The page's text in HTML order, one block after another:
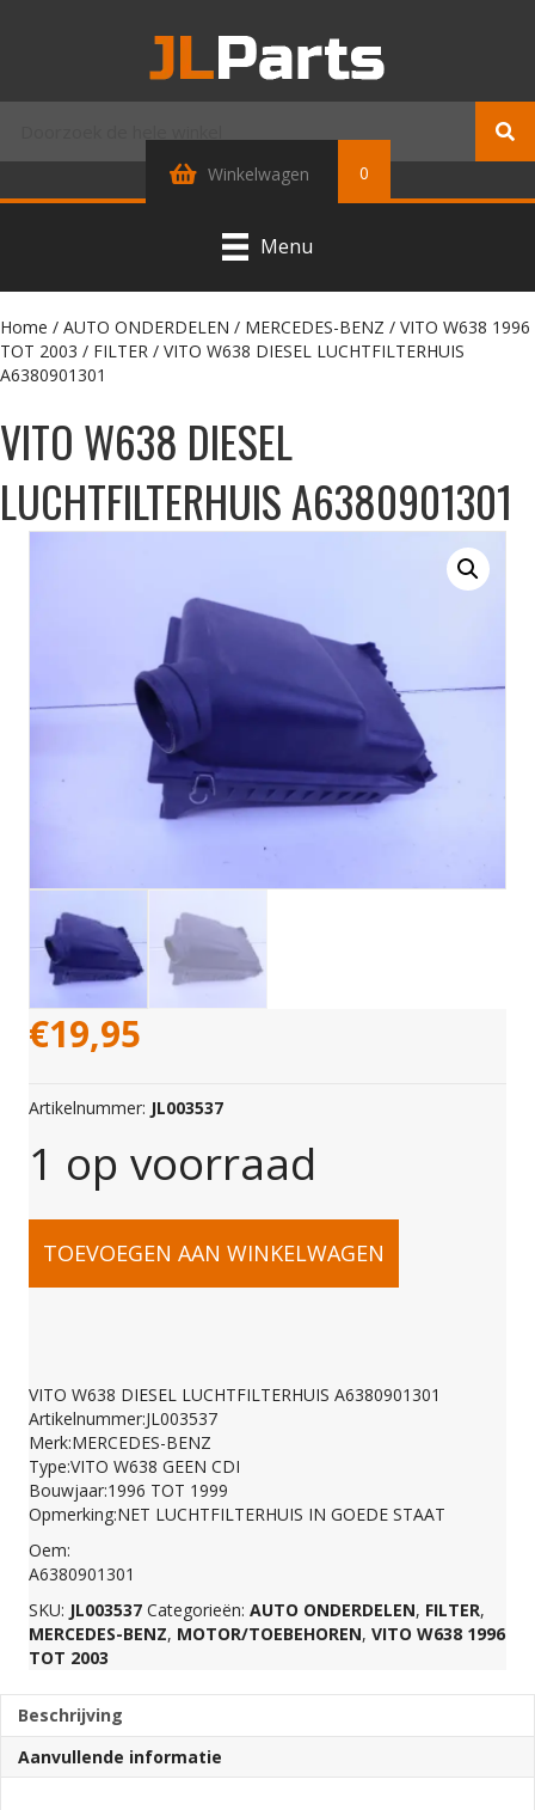
Winkelwagen 0
Menu
Home / AUTO ONDERDELEN / MERCEDES-BENZ / VITO W638 1996
TOT 2003 / FILTER / VITO W638 DIESEL LUCHTFILTERHUIS
A6380901301
VITO W638 DIESEL
LUCHTFILTERHUIS A6380901301
€19,95
Artikelnummer: JL003537
1 op voorraad
VITO
DIESEL
LUCHTFILTERHUIS
A6380901301
aantal
TOEVOEGEN AAN WINKELWAGEN
VITO W638 DIESEL LUCHTFILTERHUIS A6380901301
Artikelnummer:JL003537
Merk:MERCEDES-BENZ
Type:VITO W638 GEEN CDI
Bouwjaar:1996 TOT 1999
Opmerking:NET LUCHTFILTERHUIS IN GOEDE STAAT
Oem:
A6380901301
SKU: JL003537 Categorieën: AUTO ONDERDELEN, FILTER,
MERCEDES-BENZ, MOTOR/TOEBEHOREN, VITO W638 1996
TOT 2003
Beschrijving
Aanvullende informatie